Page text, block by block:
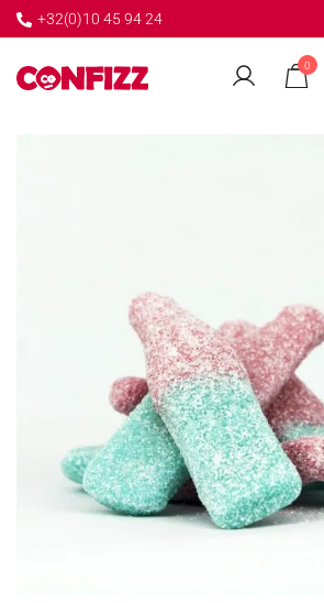
+32(0)10 45 94 24
0
← GO BACK